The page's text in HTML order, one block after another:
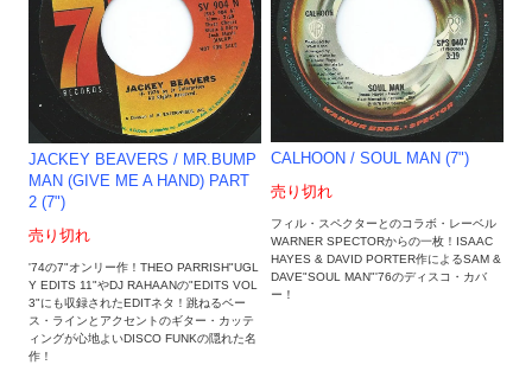
JACKEY BEAVERS / MR.BUMP
MAN (GIVE ME A HAND) PART
2 (7")
売り切れ
'74の7"オンリー作！THEO PARRISH"UGL
Y EDITS 11"やDJ RAHAANの"EDITS VOL
3"にも収録されたEDITネタ！跳ねるベー
ス・ラインとアクセントのギター・カッテ
ィングが心地よいDISCO FUNKの隠れた名
作！
CALHOON / SOUL MAN (7")
売り切れ
フィル・スペクターとのコラボ・レーベル
WARNER SPECTORからの一枚！ISAAC
HAYES & DAVID PORTER作によるSAM &
DAVE"SOUL MAN"'76のディスコ・カバ
ー！